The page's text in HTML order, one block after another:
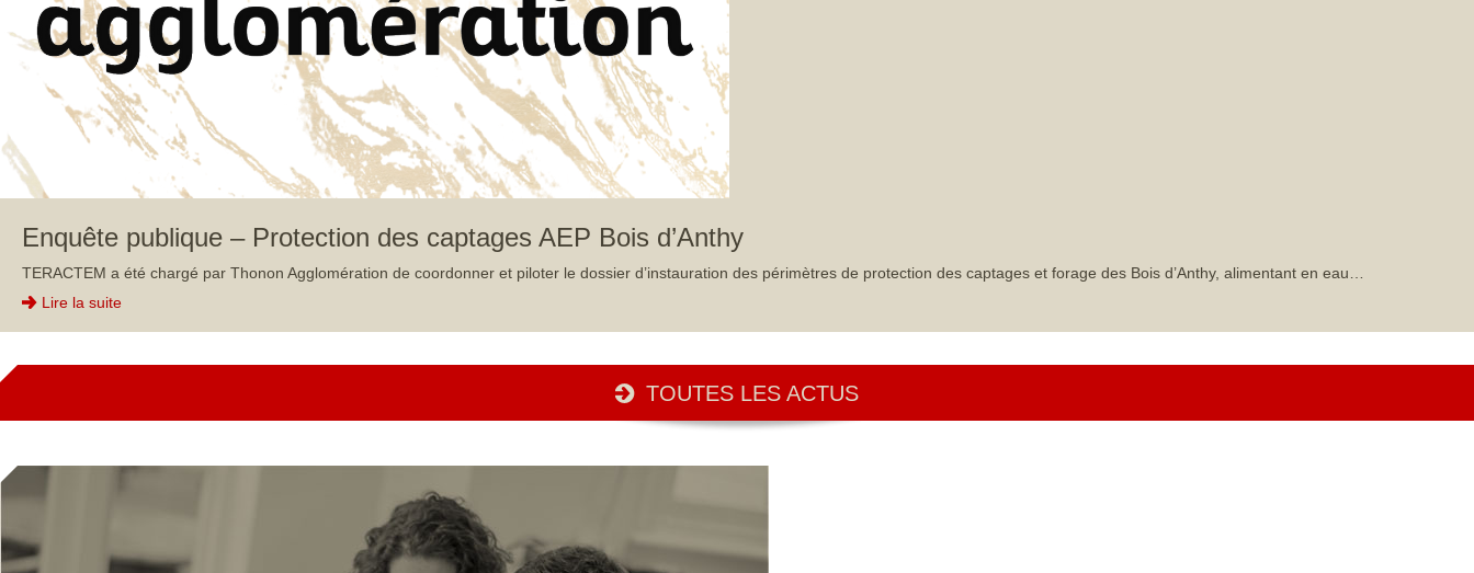
Enquête publique – Protection des captages AEP Bois d’Anthy
TERACTEM a été chargé par Thonon Agglomération de coordonner et piloter le dossier d’instauration des périmètres de protection des captages et forage des Bois d’Anthy, alimentant en eau…
Lire la suite
TOUTES LES ACTUS